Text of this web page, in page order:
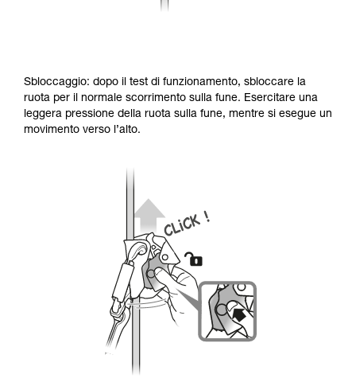
Sbloccaggio: dopo il test di funzionamento, sbloccare la
ruota per il normale scorrimento sulla fune. Esercitare una
leggera pressione della ruota sulla fune, mentre si esegue un
movimento verso l’alto.